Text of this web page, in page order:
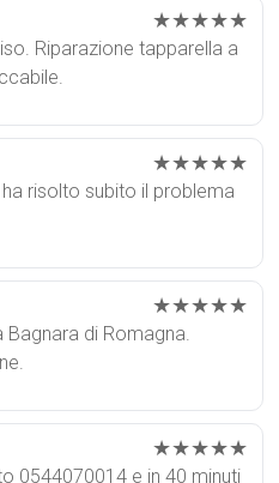
★★★★★
Riparazione tapparella a
★★★★★
risolto subito il problema
★★★★★
di Romagna.
★★★★★
0544070014 e in 40 minuti